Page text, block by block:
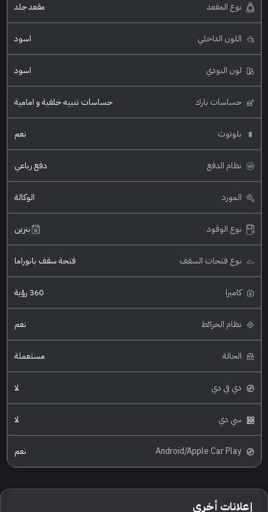
نوع المقعد مقعد جلد
اللون الداخلي اسود
لون البودي اسود
حساسات بارك حساسات تنبيه خلفية و امامية
بلوتوث نعم
نظام الدفع دفع رباعي
المورد الوكالة
نوع الوقود بنزين
نوع فتحات السقف فتحة سقف بانوراما
كاميرا 360 رؤية
نظام الخرائط نعم
الحالة مستعملة
دي في دي لا
سي دي لا
Android/Apple Car Play نعم
إعلانات أخرى